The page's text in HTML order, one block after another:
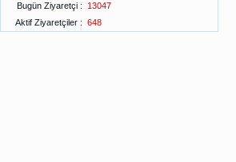
Bugün Ziyaretçi :
13047
Aktif Ziyaretçiler : 648